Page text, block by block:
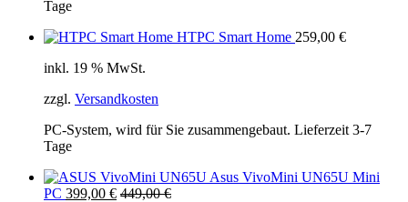
Tage
HTPC Smart Home 259,00 €
inkl. 19 % MwSt.
zzgl. Versandkosten
PC-System, wird für Sie zusammengebaut. Lieferzeit 3-7
Tage
Asus VivoMini UN65U Mini
PC 399,00 € 449,00€